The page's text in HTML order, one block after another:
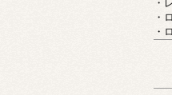
・
・